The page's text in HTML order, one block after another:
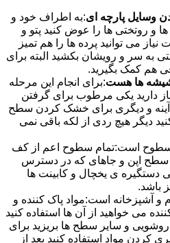
وسایل پارچه ای:به اطراف خود و
و روتختی ها را عوض کنید پتو و
می توانید پرده ها را هم تمیز
به سر و رویشان بکشید البته برای
هم کمک بگیرید.
ها هست:برای انجام این مرحله
دارید یکی مرطوب برای گرفتن
و دیگری برای خشک کردن سطح
دیگر هیچ ردی از لکه باقی نمی
سطوح است:تمام سطوح اعم از کف
سطح اپن و جاهای که در دسترس
دستگیره ی یخچال و کابینت ها
باشد.
و آشپزخانه است:مواد پاک کننده و
می خواهید از آن ها استفاده کنید
و سایر سطح ها بریزید برای
کردن مواد استفاده کنید بعد از